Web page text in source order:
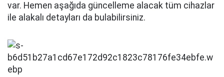
var. Hemen aşağıda güncelleme alacak tüm cihazlar
ile alakalı detayları da bulabilirsiniz.